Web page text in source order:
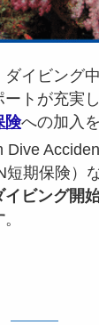
イビング
トが充実
険への加入
Dive
短期保険）
ビング開
。